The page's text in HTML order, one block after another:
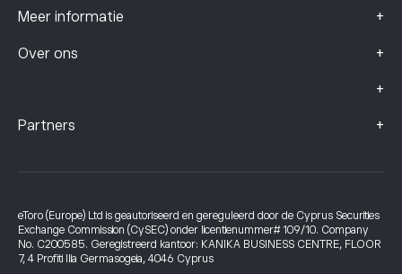
Meer informatie +
Over ons +
+
Partners +
eToro (Europe) Ltd is geautoriseerd en gereguleerd door de Cyprus Securities
Exchange Commission (CySEC) onder licentienummer# 109/10. Company
No. C200585. Geregistreerd kantoor: KANIKA BUSINESS CENTRE, FLOOR
7, 4 Profiti Ilia Germasogeia, 4046 Cyprus